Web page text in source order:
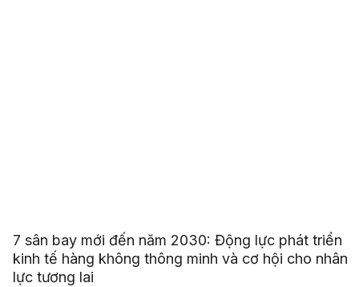
7 sân bay mới đến năm 2030: Động lực phát triển
kinh tế hàng không thông minh và cơ hội cho nhân
lực tương lai